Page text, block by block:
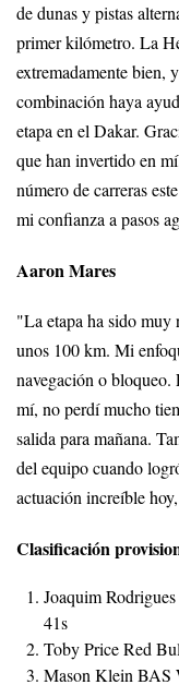
de dunas y pistas
primer kilómetro. La
extremadamente bien,
combinación haya
etapa en el Dakar.
que han invertido en
número de carreras
mi confianza a pasos
Aaron Mares
"La etapa ha sido muy
unos 100 km. Mi
navegación o bloqueo.
mí, no perdí mucho
salida para mañana.
del equipo cuando
actuación increíble
Clasificación
Joaquim
41s
Toby Price Red
Mason Klein BAS